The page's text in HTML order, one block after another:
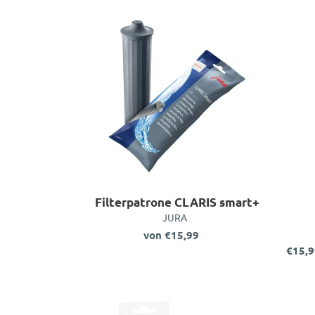
smart+
Filterpatrone CLARIS smart+
VERKÄUFER
JURA
Normaler
von €15,99